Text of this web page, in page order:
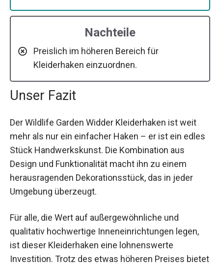
Nachteile
Preislich im höheren Bereich für
Kleiderhaken einzuordnen.
Unser Fazit
Der Wildlife Garden Widder Kleiderhaken ist weit
mehr als nur ein einfacher Haken – er ist ein edles
Stück Handwerkskunst. Die Kombination aus
Design und Funktionalität macht ihn zu einem
herausragenden Dekorationsstück, das in jeder
Umgebung überzeugt.
Für alle, die Wert auf außergewöhnliche und
qualitativ hochwertige Inneneinrichtungen legen,
ist dieser Kleiderhaken eine lohnenswerte
Investition. Trotz des etwas höheren Preises bietet